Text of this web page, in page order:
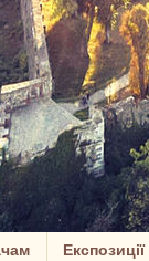
Експозиції